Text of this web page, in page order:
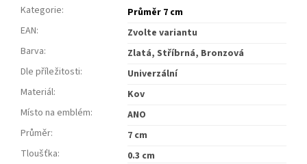
Kategorie:
Průměr 7 cm
EAN:
Zvolte variantu
Barva:
Zlatá, Stříbrná, Bronzová
Dle příležitosti:
Univerzální
Materiál:
Kov
Místo na emblém:
ANO
Průměr:
7 cm
Tloušťka: 0.3 cm